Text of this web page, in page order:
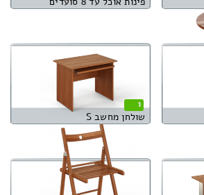
1
שולחן מחשב S